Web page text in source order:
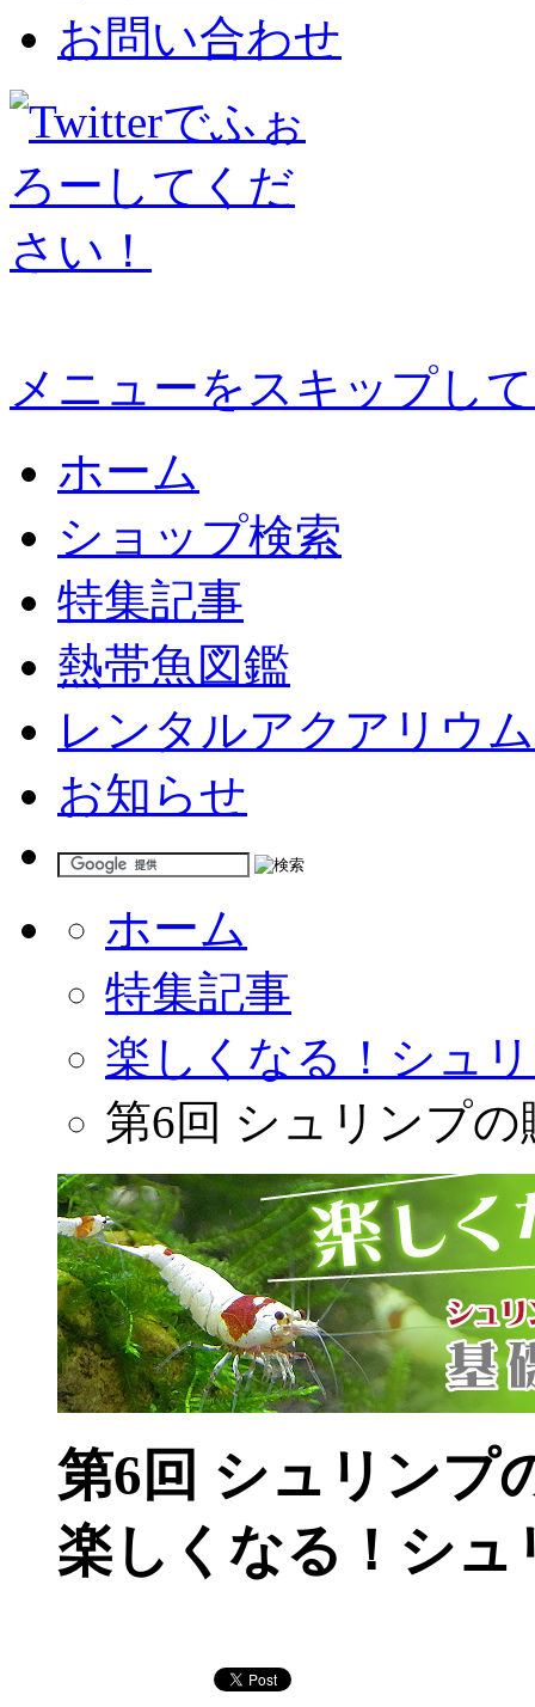
お問い合わせ
メニューをスキップし
ホーム
ショップ検索
特集記事
熱帯魚図鑑
レンタルアクアリウム
お知らせ
ホーム
特集記事
楽しくなる！シュ
第6回 シュリンプの
第6回 シュリンプ
楽しくなる！シュ